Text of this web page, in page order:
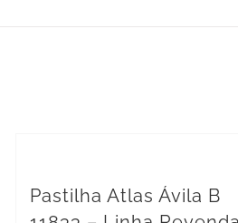
Pastilha Atlas Ávila B